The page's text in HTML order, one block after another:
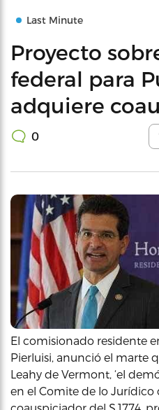
Last Minute
Proyecto
federal para
adquiere
0
El comisionado residente
Pierluisi, anunció el marte
Leahy de Vermont, ‘el
en el Comite de lo Jurídico